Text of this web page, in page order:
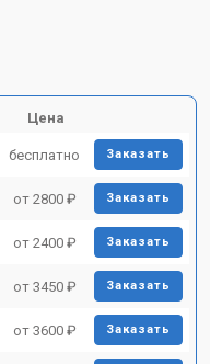
Цена
бесплатно Заказать
от 2800 ₽ Заказать
от 2400 ₽ Заказать
от 3450 ₽ Заказать
от 3600 ₽ Заказать